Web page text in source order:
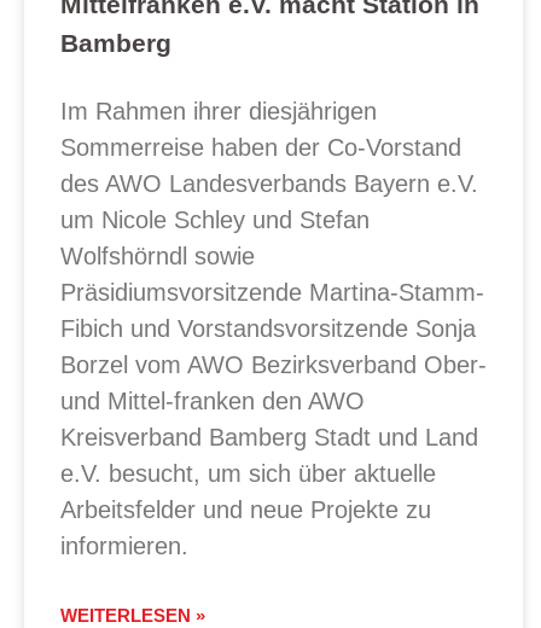
Bamberg
Im Rahmen ihrer diesjährigen
Sommerreise haben der Co-Vorstand
des AWO Landesverbands Bayern e.V.
um Nicole Schley und Stefan
Wolfshörndl sowie
Präsidiumsvorsitzende Martina-Stamm-
Fibich und Vorstandsvorsitzende Sonja
Borzel vom AWO Bezirksverband Ober-
und Mittel-franken den AWO
Kreisverband Bamberg Stadt und Land
e.V. besucht, um sich über aktuelle
Arbeitsfelder und neue Projekte zu
informieren.
WEITERLESEN »